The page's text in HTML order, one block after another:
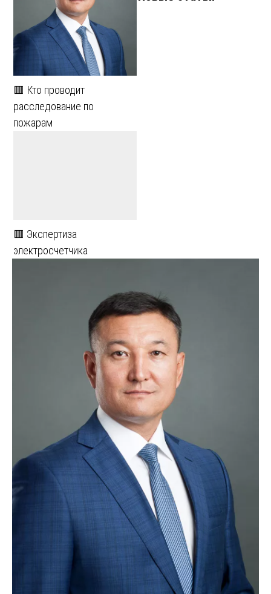
🟥 Кто проводит
расследование по
пожарам
🟥 Экспертиза
электросчетчика